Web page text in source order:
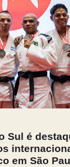
Sul é
em São